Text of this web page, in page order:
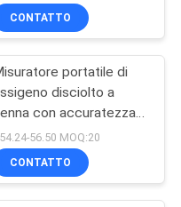
tenuto
109
0-20mg/L e
CONTATTO
portatile di
disciolto a
con accuratezza
0,1 mg/L e ATC per
e itticoltura
56.50 MOQ:20
CONTATTO